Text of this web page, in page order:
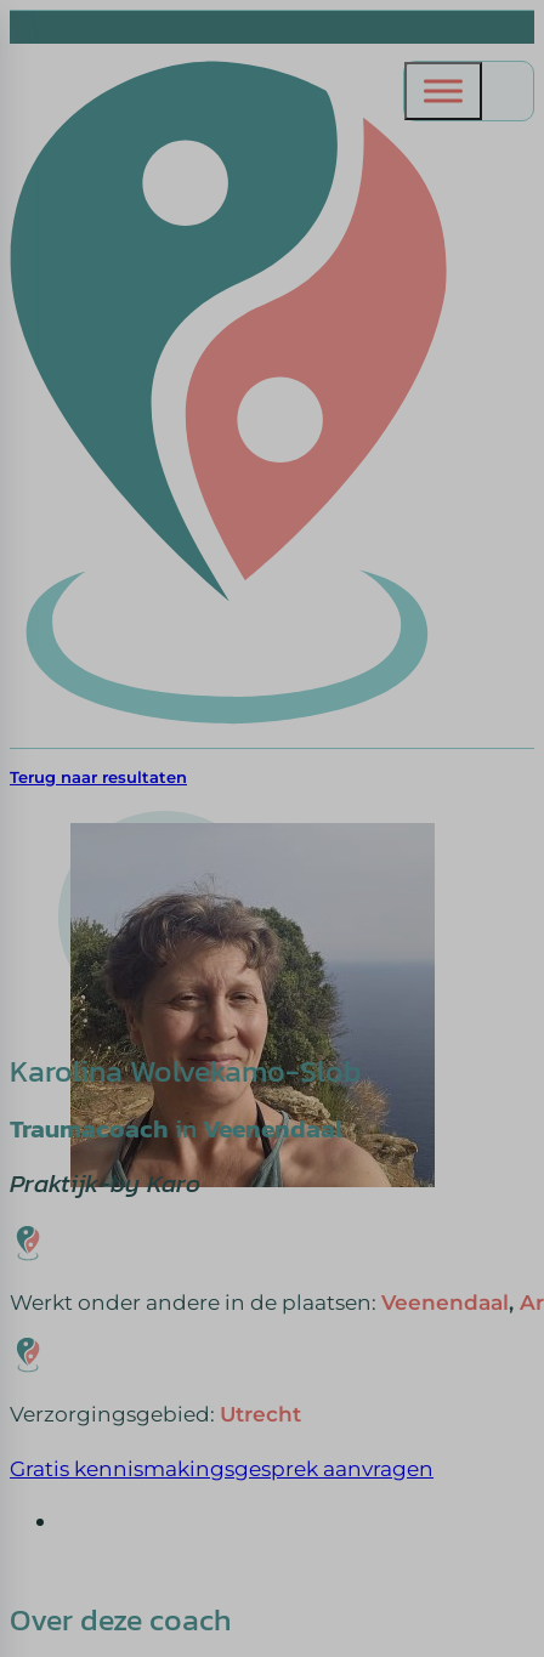
Terug naar resultaten
Karolina Wolvekamo-Slob
Traumacoach in Veenendaal
Praktijk-by Karo
Werkt onder andere in de plaatsen: Veenendaal,
Verzorgingsgebied: Utrecht
Gratis kennismakingsgesprek aanvragen
Over deze coach